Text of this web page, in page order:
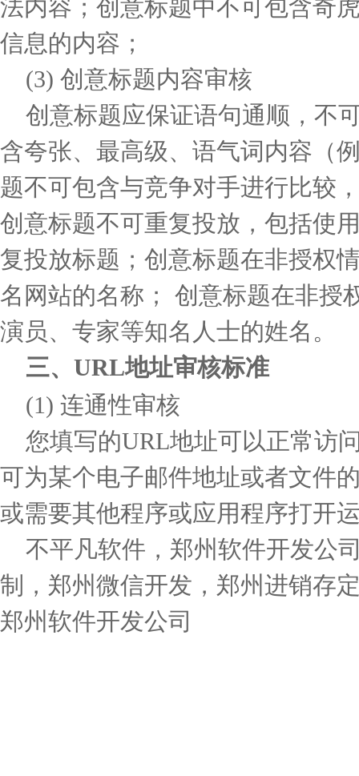
法内容； 创意标题中不可包含奇
信息的内容；
(3) 创意标题内容审核
创意标题应保证语句通顺，不
含夸张、最高级、语气词内容（
题不可包含与竞争对手进行比较
创意标题不可重复投放，包括使
复投放标题； 创意标题在非授权
名网站的名称；
创意标题在非授
演员、专家等知名人士的姓名。
三、 URL地址审核标准
(1) 连通性审核
您填写的URL地址可以正常访
可为某个电子邮件地址或者文件
或需要其他程序或应用程序打开
不平凡软件，郑州软件开发公
制，郑州微信开发，郑州进销存
郑州软件开发公司